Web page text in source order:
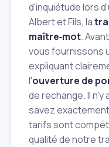
d'inquiétude lors
Albert et Fils, la
maître‑mot.
vous fournissons
expliquant
l'ouverture de
de rechange. Il
savez
tarifs sont
qualité de notre